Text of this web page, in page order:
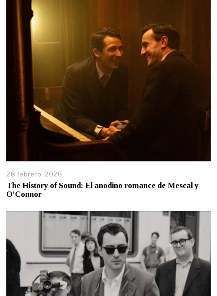
28 febrero, 2026
The History of Sound: El anodino romance de Mescal y
O’Connor